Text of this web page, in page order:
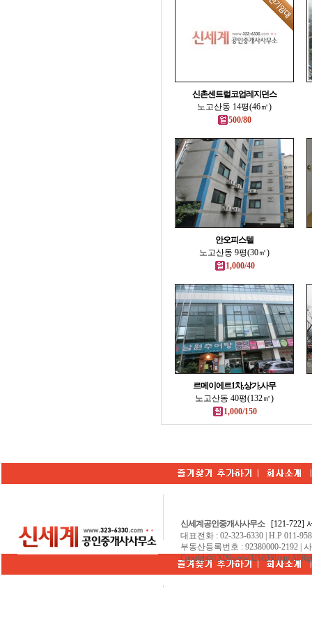
신촌센트럴코업레지던스
노고산동 14평(46㎡)
500/80
안오피스텔
노고산동 9평(30㎡)
1,000/40
르메이에르1차,상가,사무
노고산동 40평(132㎡)
1,000/150
신세계공인중개사사무소[121-722]
대표전화 : 02-323-6330 | H.P 011-
부동산등록번호 : 92380000-2192 |
Copyrightⓒ 2026 www.323-6330.com. All